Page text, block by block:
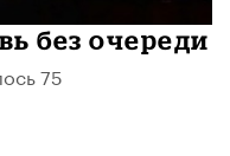
без очереди
75